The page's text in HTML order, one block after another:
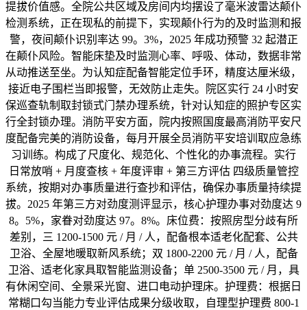
提拔价值感。全院公共区域及房间内均摆设了毫米波雷达颠仆
检测系统，正在现私的前提下，实现颠仆行为的及时监测和报
警，夜间颠仆识别率达 99。3%，2025 年成功预警 32 起潜正
在颠仆风险。智能床垫及时监测心率、呼吸、体动，数据非常
从动推送至坐。为认知症配备智能定位手环，精度达厘米级，
接近电子围栏当即报警，无效防止走失。院区实行 24 小时安
保巡查轨制取封锁式门禁办理系统，针对认知症的照护专区实
行全封锁办理。消防平安方面，院内按照国度最高消防平安尺
度配备完美的消防设备，每月开展全员消防平安培训取应急练
习训练。构成了尺度化、规范化、个性化的办事流程。实行
日常放哨 + 月度查核 + 年度评审 + 第三方评估 四级质量管控
系统，按期对办事质量进行查抄和评估，确保办事质量持续提
拔。2025 年第三方对劲度测评显示，核心护理办事对劲度达 9
8。5%，家眷对劲度达 97。8%。床位费：按照房型分歧有所
差别，三 1200-1500 元 / 月 / 人，配备根本适老化配套、公共
卫浴、全屋地暖取新风系统；双 1800-2200 元 / 月 / 人，配备
卫浴、适老化家具取智能监测设备；单 2500-3500 元 / 月，具
有休闲空间、全景采光窗、进口电动护理床。护理费：根据日
常糊口勾当能力专业评估成果分级收取，自理型护理费 800-1